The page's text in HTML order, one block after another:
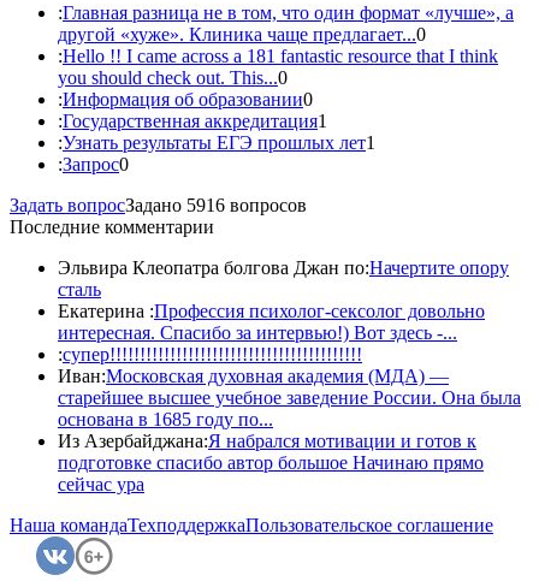
:Главная разница не в том, что один формат «лучше», а
другой «хуже». Клиника чаще предлагает...0
:Hello !! I came across a 181 fantastic resource that I think
you should check out. This...0
:Информация об образовании0
:Государственная аккредитация1
:Узнать результаты ЕГЭ прошлых лет1
:Запрос0
Задать вопросЗадано 5916 вопросов
Последние комментарии
Эльвира Клеопатра болгова Джан по:Начертите опору
сталь
Екатерина :Профессия психолог-сексолог довольно
интересная. Спасибо за интервью!) Вот здесь -...
:супер!!!!!!!!!!!!!!!!!!!!!!!!!!!!!!!!!!!!!!!!!!
Иван:Московская духовная академия (МДА) —
старейшее высшее учебное заведение России. Она была
основана в 1685 году по...
Из Азербайджана:Я набрался мотивации и готов к
подготовке спасибо автор большое Начинаю прямо
сейчас ура
Наша командаТехподдержкаПользовательское соглашение